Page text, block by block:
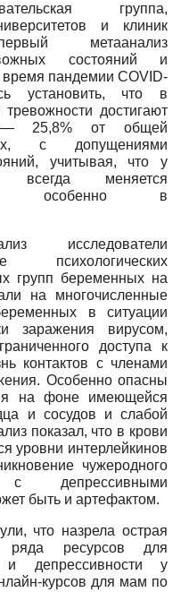
группа,
и клиник
метаанализ
состояний и
пандемии COVID-
установить, что в
достигают
— 25,8% от общей
с допущениями
учитывая, что у
всегда меняется
особенно в
исследователи
психологических
групп беременных на
на многочисленные
в ситуации
заражения вирусом,
доступа к
контактов с членами
Особенно опасны
на фоне имеющейся
и сосудов и слабой
показал, что в крови
уровни интерлейкинов
чужеродного
депрессивными
быть и артефактом.
что назрела острая
ряда ресурсов для
и депрессивности у
курсов для мам по